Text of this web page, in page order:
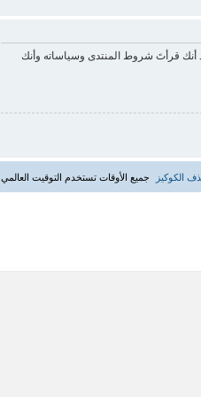
قرأتَ شروط المنتدى وسياساته وأنك
جميع الأوقات تستخدم التوقيت العالمي الكوكيز